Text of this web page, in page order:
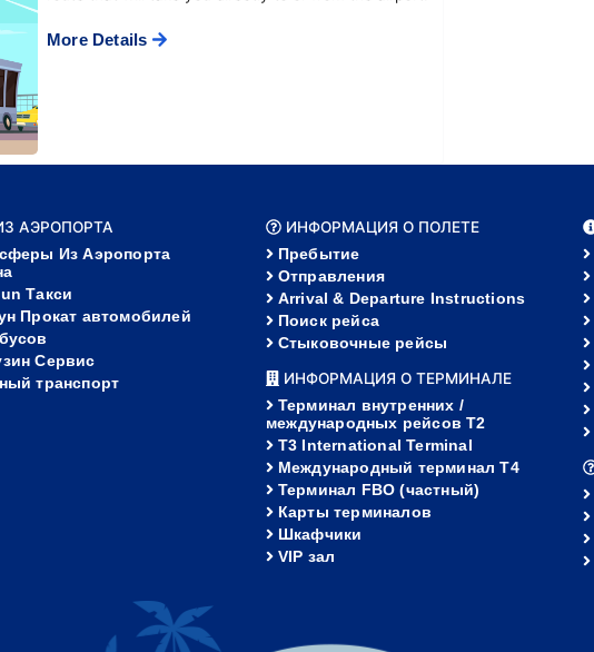
More Details
АЭРОПОРТА
Из Аэропорта
Такси
Прокат автомобилей
Сервис
транспорт
ИНФОРМАЦИЯ О ПОЛЕТЕ
Пребытие
Отправления
Arrival & Departure Instructions
Поиск рейса
Стыковочные рейсы
ИНФОРМАЦИЯ О ТЕРМИНАЛЕ
Терминал внутренних /
международных рейсов T2
T3 International Terminal
Международный терминал Т4
Терминал FBO (частный)
Карты терминалов
Шкафчики
VIP зал